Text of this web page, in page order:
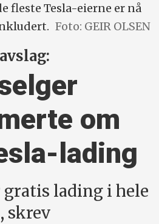
fleste Tesla-eierne er nå
Foto: GEIR OLSEN
om
lading
gratis lading i hele
skrev